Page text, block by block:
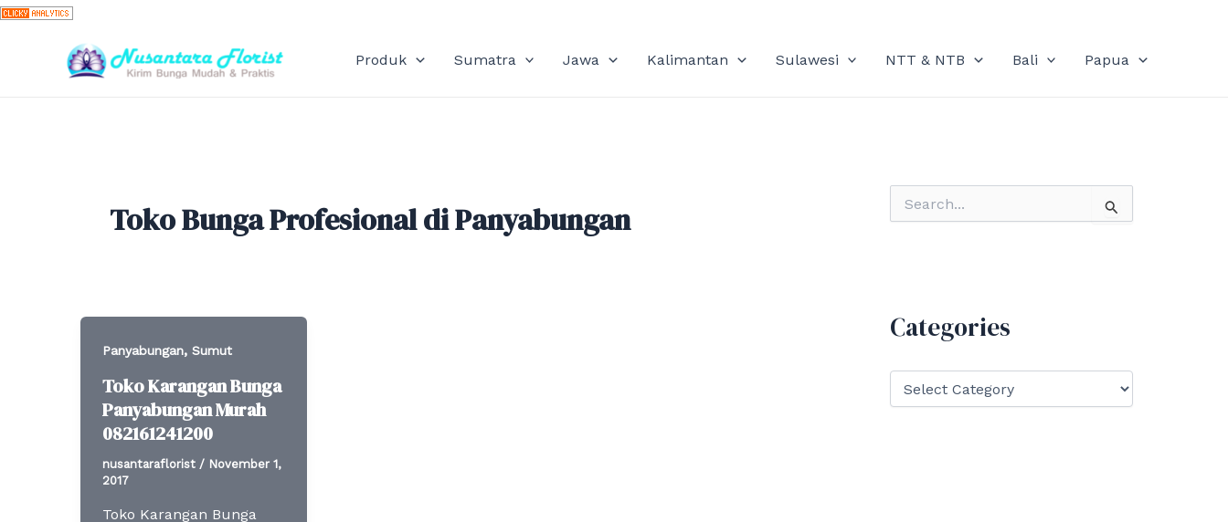
Skip
content
Produk Sumatra Jawa Kalimantan Sulawesi NTT & NTB Bali Papua
Toko Bunga Profesional di Panyabungan
Panyabungan, Sumut
Toko Karangan Bunga
Panyabungan Murah
082161241200
nusantaraflorist / November 1,
2017
Toko Karangan Bunga
o
Categories